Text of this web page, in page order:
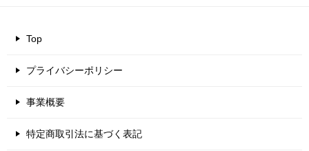
Top
プライバシーポリシー
事業概要
特定商取引法に基づく表記